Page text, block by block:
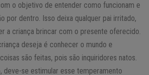
o objetivo de entender como funcionam e
por dentro. Isso deixa qualquer pai irritado,
a criança brincar com o presente oferecido.
deseja é conhecer o mundo e
são feitas, pois são inquiridores natos.
deve-se estimular esse temperamento